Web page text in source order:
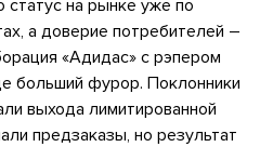
статус на рынке уже по
а доверие потребителей –
«Адидас» с рэпером
больший фурор. Поклонники
выхода лимитированной
предзаказы, но результат